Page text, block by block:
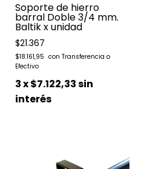
Soporte de hierro
barral Doble 3/4 mm.
Baltik x unidad
$21.367
$18.161,95
3x$7.122,33sin
interés